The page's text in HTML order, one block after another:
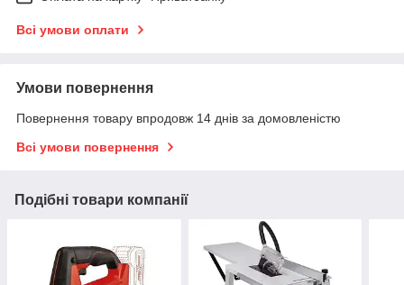
Всі умови оплати
Умови повернення
Повернення товару впродовж 14 днів за домовленістю
Всі умови повернення
Подібні товари компанії